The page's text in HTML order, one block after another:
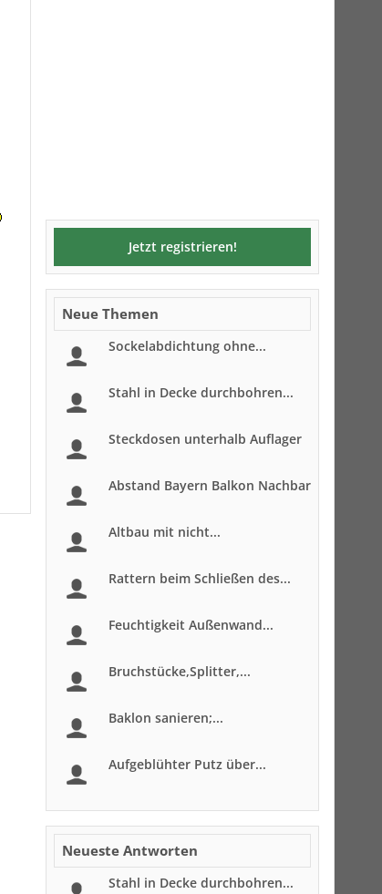
Jetzt registrieren!
Neue Themen
Sockelabdichtung ohne...
Stahl in Decke durchbohren...
Steckdosen unterhalb Auflager
Abstand Bayern Balkon Nachbar
Altbau mit nicht...
Rattern beim Schließen des...
Feuchtigkeit Außenwand...
Bruchstücke,Splitter,...
Baklon sanieren;...
Aufgeblühter Putz über...
Neueste Antworten
Stahl in Decke durchbohren...